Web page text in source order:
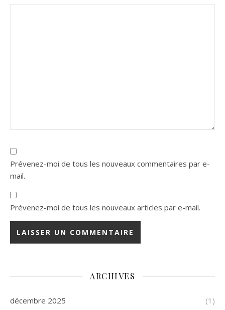
Prévenez-moi de tous les nouveaux commentaires par e-
mail.
Prévenez-moi de tous les nouveaux articles par e-mail.
ARCHIVES
décembre 2025 (1)